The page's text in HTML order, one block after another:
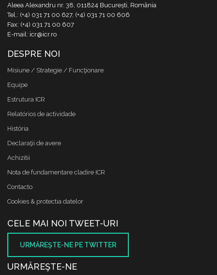
Aleea Alexandru nr. 38, 011824 București, România
Tel.: (+4) 031 71 00 627, (+4) 031 71 00 606
Fax: (+4) 031 71 00 607
E-mail: icr@icr.ro
DESPRE NOI
Misiune / Strategie / Funcţionare
Equipe
Estrutura ICR
Relatórios de actividade
História
Declaraţii de avere
Achizitii
Nota de fundamentare cladire ICR
Contacto
Cookies & protectia datelor
CELE MAI NOI TWEET-URI
URMĂREŞTE-NE PE TWITTER
URMĂREŞTE-NE